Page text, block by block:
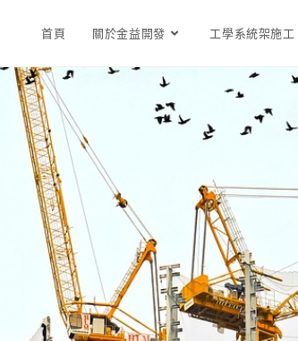
首頁 關於金益開發 工學系統架施工